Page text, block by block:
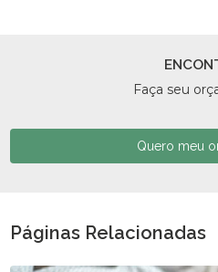
Faça seu
Quero meu
Páginas Relacionadas